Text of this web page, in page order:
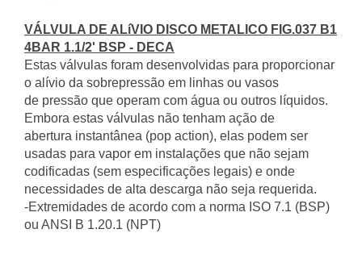
VÁLVULA DE ALíVIO DISCO METALICO FIG.037 B1
4BAR 1.1/2' BSP - DECA
Estas válvulas foram desenvolvidas para proporcionar
o alívio da sobrepressão em linhas ou vasos
de pressão que operam com água ou outros líquidos.
Embora estas válvulas não tenham ação de
abertura instantânea (pop action), elas podem ser
usadas para vapor em instalações que não sejam
codificadas (sem especificações legais) e onde
necessidades de alta descarga não seja requerida.
-Extremidades de acordo com a norma ISO 7.1 (BSP)
ou ANSI B 1.20.1 (NPT)